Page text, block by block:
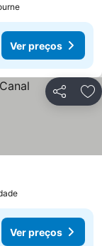
Ver preços
Partilhar
Ver preços